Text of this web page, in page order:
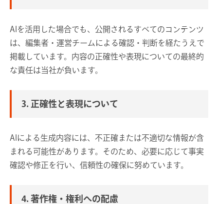
AIを活用した場合でも、公開されるすべてのコンテンツ
は、編集者・運営チームによる確認・判断を経たうえで
掲載しています。内容の正確性や表現についての最終的
な責任は当社が負います。
3. 正確性と表現について
AIによる生成内容には、不正確または不適切な情報が含
まれる可能性があります。そのため、必要に応じて事実
確認や修正を行い、信頼性の確保に努めています。
4. 著作権・権利への配慮